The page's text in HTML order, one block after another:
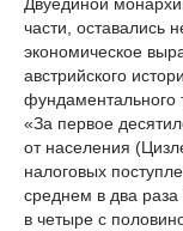
части, оставались
экономическое
австрийского
фундаментального
«За первое
от населения
налоговых
среднем в два раза
в четыре с